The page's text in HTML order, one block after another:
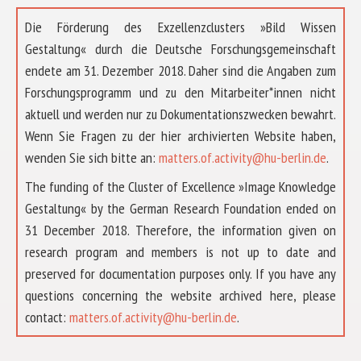
Die Förderung des Exzellenzclusters »Bild Wissen
Gestaltung« durch die Deutsche Forschungsgemeinschaft
endete am 31. Dezember 2018. Daher sind die Angaben zum
Forschungsprogramm und zu den Mitarbeiter*innen nicht
aktuell und werden nur zu Dokumentationszwecken bewahrt.
Wenn Sie Fragen zu der hier archivierten Website haben,
wenden Sie sich bitte an: matters.of.activity@hu-berlin.de.
The funding of the Cluster of Excellence »Image Knowledge
Gestaltung« by the German Research Foundation ended on
31 December 2018. Therefore, the information given on
research program and members is not up to date and
preserved for documentation purposes only. If you have any
questions concerning the website archived here, please
contact: matters.of.activity@hu-berlin.de.
ÜBER UNS